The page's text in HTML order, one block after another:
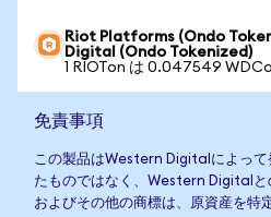
Riot Platforms (Ondo
Digital (Ondo Tokenized)
1 RIOTon は 0.047549
免責事項
この製品はWestern Digitalによって
たものではなく、Western Digitalと
およびその他の商標は、原資産を特